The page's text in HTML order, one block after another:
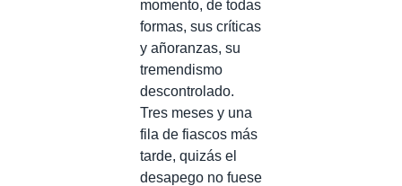
momento, de todas
formas, sus críticas
y añoranzas, su
tremendismo
descontrolado.
Tres meses y una
fila de fiascos más
tarde, quizás el
desapego no fuese